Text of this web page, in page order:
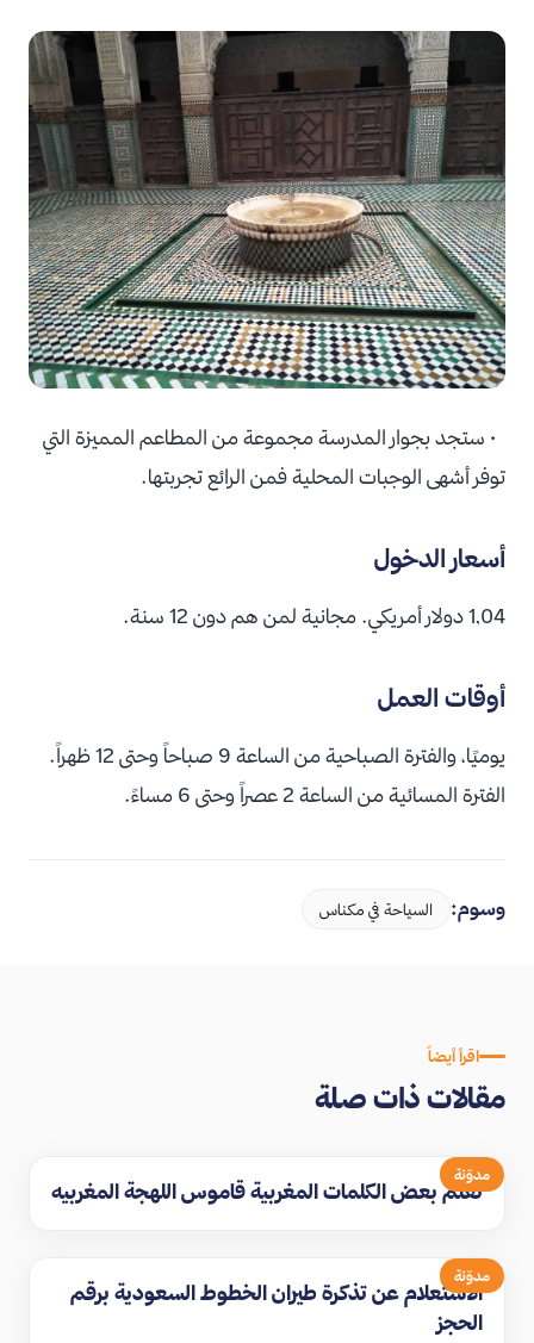
• ستجد بجوار المدرسة مجموعة من المطاعم المميزة التي
توفر أشهى الوجبات المحلية فمن الرائع تجربتها.
أسعار الدخول
1,04 دولار أمريكي. مجانية لمن هم دون 12 سنة.
أوقات العمل
يوميًا، والفترة الصباحية من الساعة 9 صباحاً وحتى 12 ظهراً.
الفترة المسائية من الساعة 2 عصراً وحتى 6 مساءً.
وسوم: السياحة في مكناس
اقرأ أيضاً
مقالات ذات صلة
مدوّنة
تعلم بعض الكلمات المغربية قاموس اللهجة المغربيه
مدوّنة
الاستعلام عن تذكرة طيران الخطوط السعودية برقم
الحجز